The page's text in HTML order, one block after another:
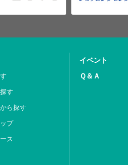
す
ら探す
プ
ス
イベント
Ｑ＆Ａ